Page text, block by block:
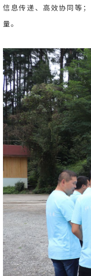
信息传递、高效协同等
量。